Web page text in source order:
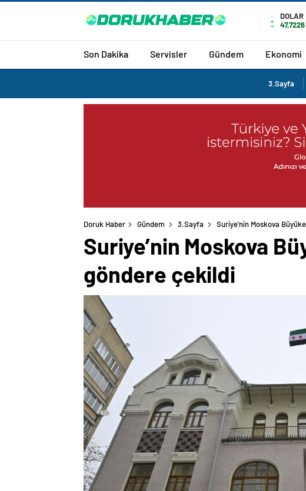
DOLAR
47,7226
Son Dakika Servisler Gündem Ekonomi
3.Sayfa
Doruk Haber Gündem 3.Sayfa Suriye’nin Moskova
Suriye’nin Moskova
göndere çekildi